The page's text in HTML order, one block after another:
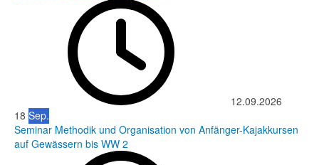
12.09.2026
18 Sep.
Seminar Methodik und Organisation von Anfänger-Kajakkursen
auf Gewässern bis WW 2